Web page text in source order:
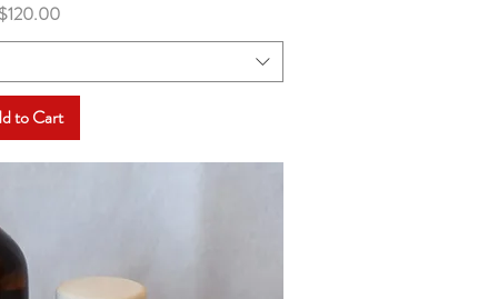
to Cart